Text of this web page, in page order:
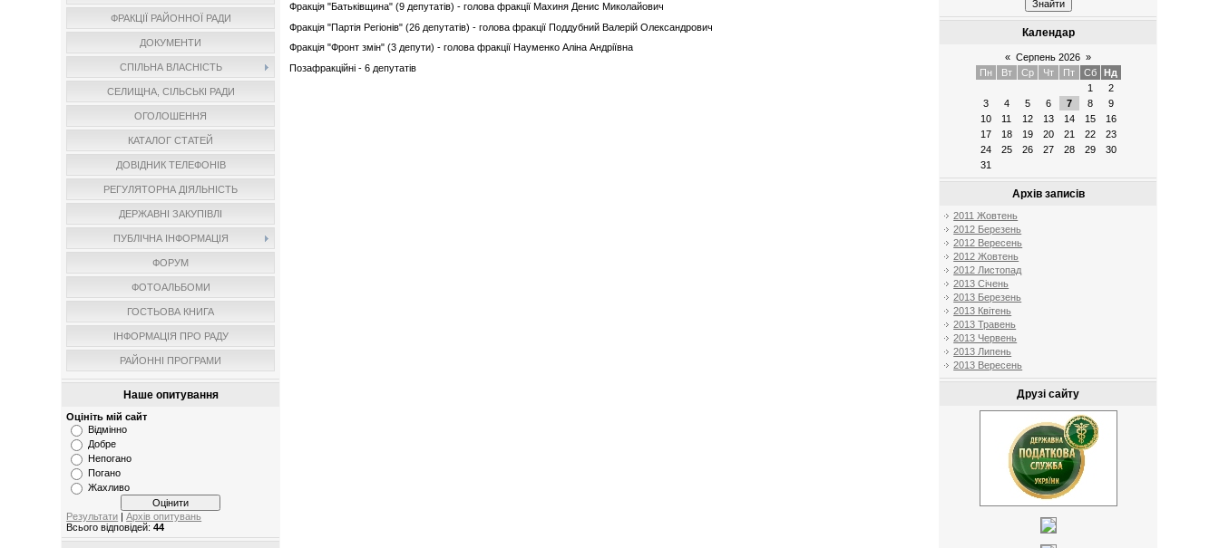
ФРАКЦІЇ РАЙОННОЇ РАДИ
ДОКУМЕНТИ
СПІЛЬНА ВЛАСНІСТЬ
СЕЛИЩНА, СІЛЬСЬКІ РАДИ
ОГОЛОШЕННЯ
КАТАЛОГ СТАТЕЙ
ДОВІДНИК ТЕЛЕФОНІВ
РЕГУЛЯТОРНА ДІЯЛЬНІСТЬ
ДЕРЖАВНІ ЗАКУПІВЛІ
ПУБЛІЧНА ІНФОРМАЦІЯ
ФОРУМ
ФОТОАЛЬБОМИ
ГОСТЬОВА КНИГА
ІНФОРМАЦІЯ ПРО РАДУ
РАЙОННІ ПРОГРАМИ
Наше опитування
Оцініть мій сайт
Відмінно
Добре
Непогано
Погано
Жахливо
Результати |Архів опитувань
Всього відповідей:44
Фракція "Батьківщина" (9 депутатів) - голова фракції Махиня Денис Миколайович
Фракція "Партія Регіонів" (26 депутатів) - голова фракції Поддубний Валерій Олександрович
Фракція "Фронт змін" (3 депути) - голова фракції Науменко Аліна Андріївна
Позафракційні - 6 депутатів
Календар
« Серпень 2026 »
Пн
Вт Ср Чт Пт Сб
Нд
1
2
3
4 5 6 7 8
9
10
11 12 13 14 15
16
17
18 19 20 21 22
23
24
25 26 27 28 29
30
31
Архів записів
2011 Жовтень
2012 Березень
2012 Вересень
2012 Жовтень
2012 Листопад
2013 Січень
2013 Березень
2013 Квітень
2013 Травень
2013 Червень
2013 Липень
2013 Вересень
Друзі сайту